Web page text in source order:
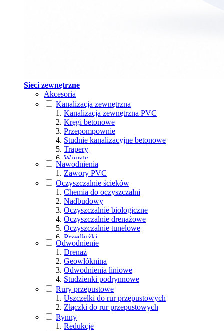
Sieci zewnętrzne
Akcesoria
Kanalizacja zewnętrzna
Kanalizacja zewnętrzna PVC
Kręgi betonowe
Przepompownie
Studnie kanalizacyjne betonowe
Trapery
Wpusty
Wpusty ściekowe
Włazy
Nawodnienia
Zawory PVC
Oczyszczalnie ścieków
Chemia do oczyszczalni
Nadbudowy
Oczyszczalnie biologiczne
Oczyszczalnie drenażowe
Oczyszczalnie tunelowe
Przedłużki
Studzienki rozdzielcze
Tunele rozsączające
Odwodnienie
Drenaż
Geowłóknina
Odwodnienia liniowe
Studzienki podrynnowe
Rury przepustowe
Uszczelki do rur przepustowych
Złączki do rur przepustowych
Rynny
Redukcje